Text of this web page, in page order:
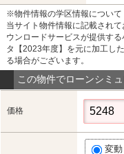
※物件情報の学区情報について
当サイト物件情報に記載され
ウンロードサービスが提供す
タ【2023年度】を元に加工し
る場合がございます。
この物件でローンシミ
価格
変